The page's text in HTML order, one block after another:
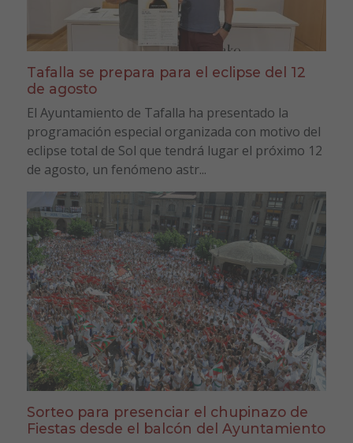
Tafalla se prepara para el eclipse del 12
de agosto
El Ayuntamiento de Tafalla ha presentado la
programación especial organizada con motivo del
eclipse total de Sol que tendrá lugar el próximo 12
de agosto, un fenómeno astr...
Sorteo para presenciar el chupinazo de
Fiestas desde el balcón del Ayuntamiento